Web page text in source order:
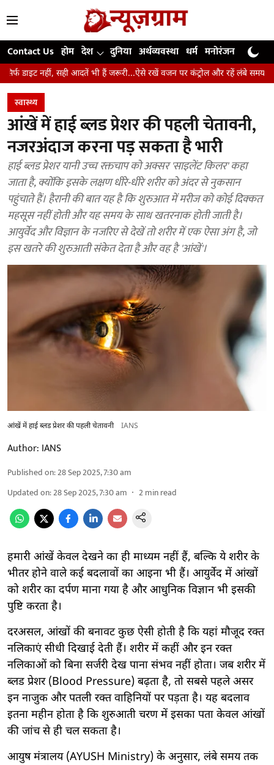
Contact Us होम देश दुनिया अर्थव्यवस्था धर्म मनोरंजन खेल
आदतें भी हैं जरूरी...ऐसे रखें वजन पर कंट्रोल और रहें लंबे समय तक स्वस्थ
स्वास्थ्य
आंखें में हाई ब्लड प्रेशर की पहली चेतावनी,
नजरअंदाज करना पड़ सकता है भारी
हाई ब्लड प्रेशर यानी उच्च रक्तचाप को अक्सर 'साइलेंट किलर' कहा
जाता है, क्योंकि इसके लक्षण धीरे-धीरे शरीर को अंदर से नुकसान
पहुंचाते हैं। हैरानी की बात यह है कि शुरुआत में मरीज को कोई दिक्कत
महसूस नहीं होती और यह समय के साथ खतरनाक होती जाती है।
आयुर्वेद और विज्ञान के नजरिए से देखें तो शरीर में एक ऐसा अंग है, जो
इस खतरे की शुरुआती संकेत देता है और वह है 'आंखें'।
आंखें में हाई ब्लड प्रेशर की पहली चेतावनी IANS
Author: IANS
Published on:28 Sep 2025, 7:30 am
Updated on:28 Sep 2025, 7:30 am 2min read
हमारी आंखें केवल देखने का ही माध्यम नहीं हैं, बल्कि ये शरीर के
भीतर होने वाले कई बदलावों का आइना भी हैं। आयुर्वेद में आंखों
को शरीर का दर्पण माना गया है और आधुनिक विज्ञान भी इसकी
पुष्टि करता है।
दरअसल, आंखों की बनावट कुछ ऐसी होती है कि यहां मौजूद रक्त
नलिकाएं सीधी दिखाई देती हैं। शरीर में कहीं और इन रक्त
नलिकाओं को बिना सर्जरी देख पाना संभव नहीं होता। जब शरीर में
ब्लड प्रेशर (Blood Pressure) बढ़ता है, तो सबसे पहले असर
इन नाजुक और पतली रक्त वाहिनियों पर पड़ता है। यह बदलाव
इतना महीन होता है कि शुरुआती चरण में इसका पता केवल आंखों
की जांच से ही चल सकता है।
आयुष मंत्रालय (AYUSH Ministry) के अनुसार, लंबे समय तक